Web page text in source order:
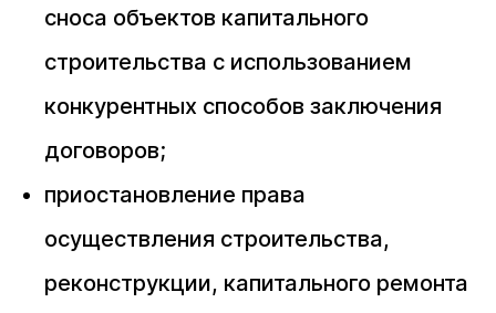
сноса объектов капитального
строительства с использованием
конкурентных способов заключения
договоров;
приостановление права
осуществления строительства,
реконструкции, капитального ремонта